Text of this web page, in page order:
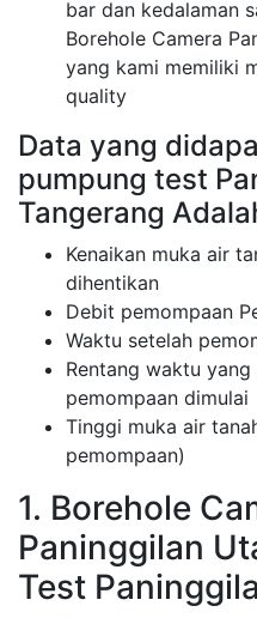
bar dan kedalaman
Borehole Camera
yang kami memiliki
quality
Data yang
pumpung test
Tangerang
Kenaikan muka air
dihentikan
Debit pemompaan
Waktu setelah
Rentang waktu
pemompaan dimulai
Tinggi muka air
pemompaan)
1. Borehole
Paninggilan
Test